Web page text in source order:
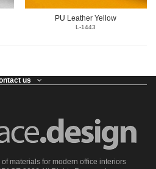
PU Leather Yellow
L-1443
us
materials for modern office interiors